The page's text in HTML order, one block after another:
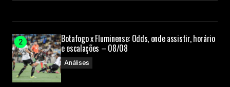
Botafogo x Fluminense: Odds, onde assistir, horário
e escalações – 08/08
Análises